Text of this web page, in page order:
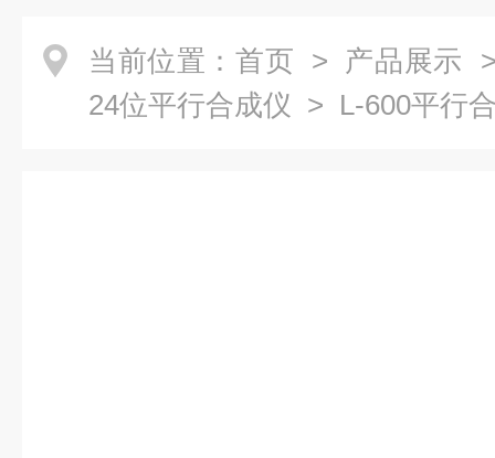
当前位置： 首页 > 产品展示
24位平行合成仪 > L-600平行